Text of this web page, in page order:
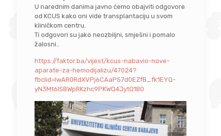
U narednim danima javno ćemo obajviti odgovore
od KCUS kako oni vide transplantaciju u svom
kliničkom centru.
Ti odgovori su jako neozbiljni, smješni i pomalo
žalosni..
https://faktor.ba/vijest/kcus-nabavio-nove-
aparate-za-hemodijalizu/47024?
fbclid=IwAR0RdXVPj6CAaP57d0EZfB_fk1EYQ-
yN3Mt6ISBWpRKzhc9PKWQ4JytQ1B0